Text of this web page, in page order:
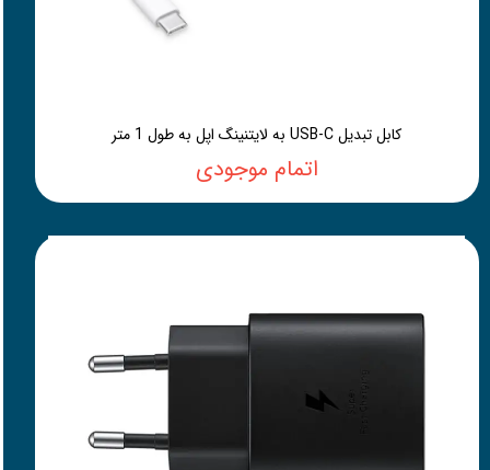
کابل تبدیل USB-C به لایتنینگ اپل به طول 1 متر
اتمام موجودی